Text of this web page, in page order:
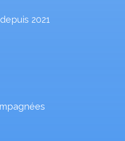
2021